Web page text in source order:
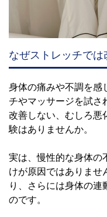
なぜストレッチで
身体の痛みや不調を感
チやマッサージを試さ
改善しない、むしろ悪
験はありませんか。
実は、慢性的な身体の
けが原因ではありませ
り、さらには身体の連
のです。